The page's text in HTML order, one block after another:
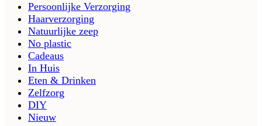
Persoonlijke Verzorging
Haarverzorging
Natuurlijke zeep
No plastic
Cadeaus
In Huis
Eten & Drinken
Zelfzorg
DIY
Nieuw